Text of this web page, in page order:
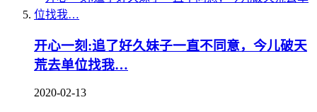
开心一刻:追了好久妹子一直不同意，今儿破天
荒去单位找我…
2020-02-13